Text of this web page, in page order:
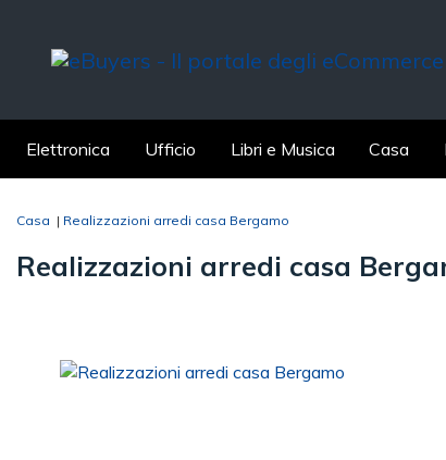
Elettronica Ufficio Libri e Musica Casa
Casa | Realizzazioni arredi casa Bergamo
Realizzazioni arredi casa